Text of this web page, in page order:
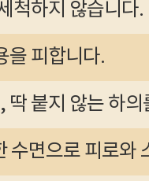
척하지 않습니다.
을 피합니다.
붙지 않는 하
수면으로 피로와